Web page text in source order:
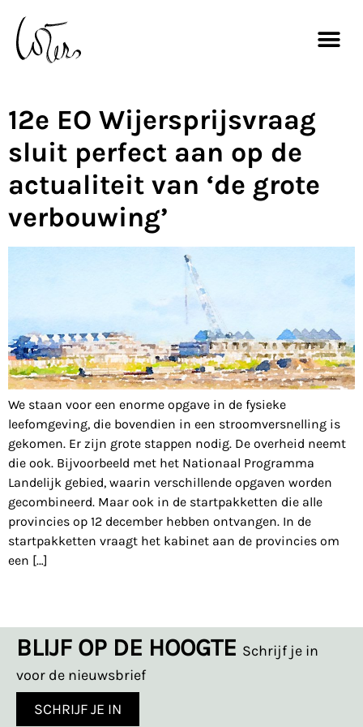
12e EO Wijersprijsvraag
sluit perfect aan op de
actualiteit van ‘de grote
verbouwing’
We staan voor een enorme opgave in de fysieke
leefomgeving, die bovendien in een stroomversnelling is
gekomen. Er zijn grote stappen nodig. De overheid neemt
die ook. Bijvoorbeeld met het Nationaal Programma
Landelijk gebied, waarin verschillende opgaven worden
gecombineerd. Maar ook in de startpakketten die alle
provincies op 12 december hebben ontvangen. In de
startpakketten vraagt het kabinet aan de provincies om
een […]
BLIJF OP DE HOOGTE Schrijf je in
voor de nieuwsbrief
SCHRIJF JE IN